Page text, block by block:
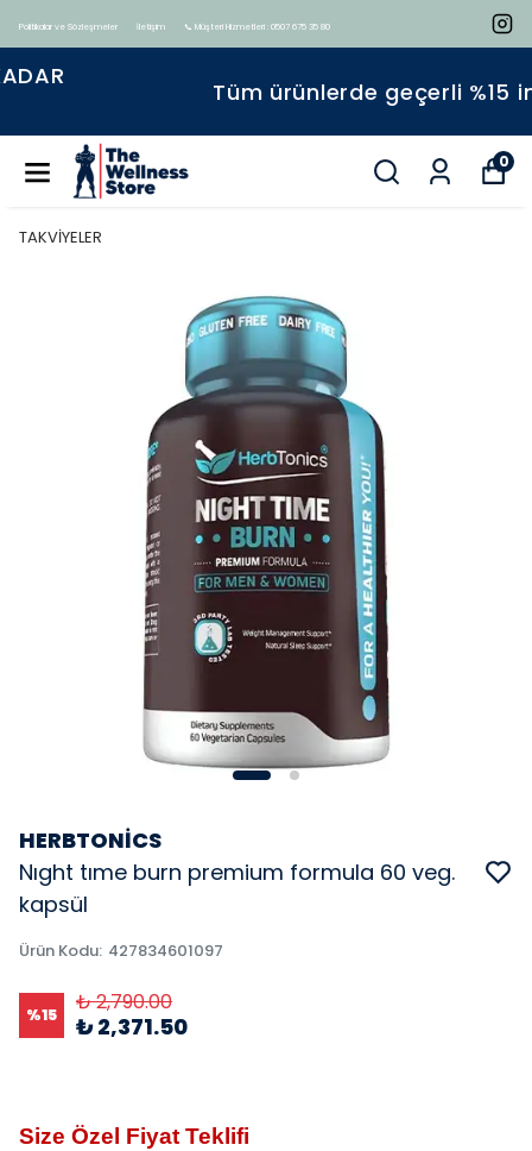
Politikalar ve Sözleşmeler İletişim 📞 Müşteri Hizmetleri : 0507 675 35 80
Tüm ürünlerde geçerli %15 indirim
0
TAKVİYELER
HERBTONİCS
Nıght tıme burn premium formula 60 veg.
kapsül
Ürün Kodu: 427834601097
%15 ₺ 2,790.00
₺ 2,371.50
Size Özel Fiyat Teklifi